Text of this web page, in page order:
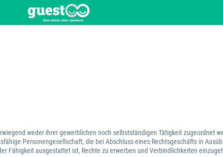
weder ihrer gewerblichen noch selbstständigen Tätigkeit zugeordnet
Personengesellschaft, die bei Abschluss eines Rechtsgeschäfts in
Fähigkeit ausgestattet ist, Rechte zu erwerben und Verbindlichkeiten